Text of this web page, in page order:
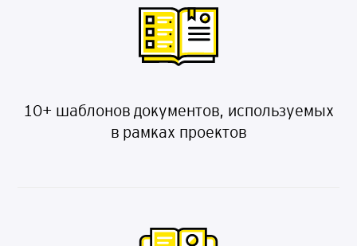
10+ шаблонов документов, используемых
в рамках проектов